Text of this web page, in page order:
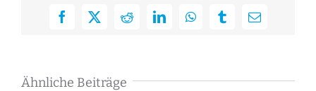
Facebook
X RedditLinkedInWhatsAppTumblrE-
Ähnliche Beiträge